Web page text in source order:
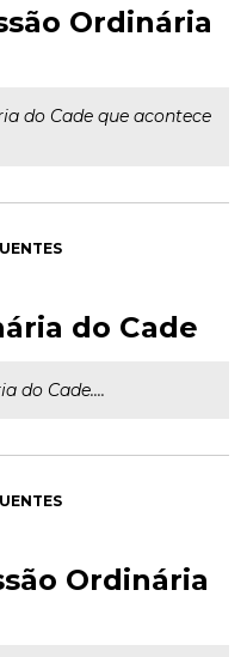
Ordinária
do Cade que acontece
do Cade
do Cade....
Ordinária